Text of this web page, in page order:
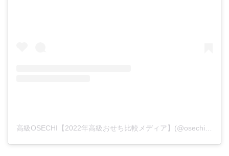
高級OSECHI【2022年高級おせち比較メディア】(@osechi_high)がシェアした投稿